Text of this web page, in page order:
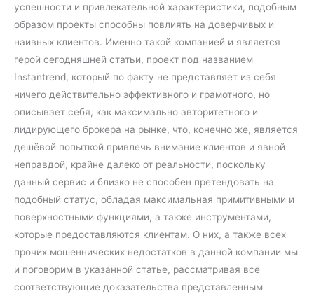
успешности и привлекательной характеристики, подобным
образом проекты способны повлиять на доверчивых и
наивных клиентов. Именно такой компанией и является
герой сегодняшней статьи, проект под названием
Instantrend, который по факту не представляет из себя
ничего действительно эффективного и грамотного, но
описывает себя, как максимально авторитетного и
лидирующего брокера на рынке, что, конечно же, является
дешёвой попыткой привлечь внимание клиентов и явной
неправдой, крайне далеко от реальности, поскольку
данный сервис и близко не способен претендовать на
подобный статус, обладая максимальная примитивными и
поверхностными функциями, а также инструментами,
которые предоставляются клиентам. О них, а также всех
прочих мошеннических недостатков в данной компании мы
и поговорим в указанной статье, рассматривая все
соответствующие доказательства представленным